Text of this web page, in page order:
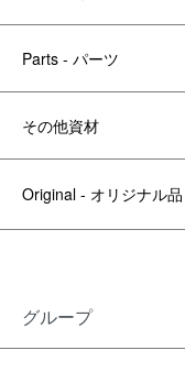
Parts - パーツ
その他資材
Original - オリジナル品
グループ